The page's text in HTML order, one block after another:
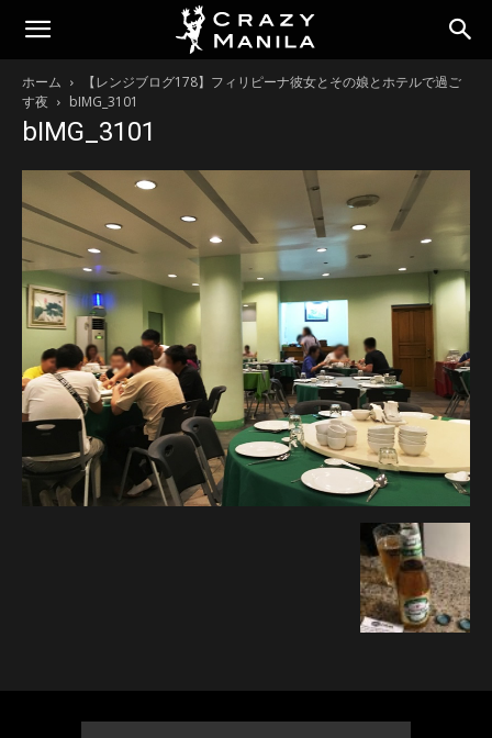
ホーム
【レンジブログ178】フィリピーナ彼女とその娘とホテルで過ご
す夜
bIMG_3101
bIMG_3101